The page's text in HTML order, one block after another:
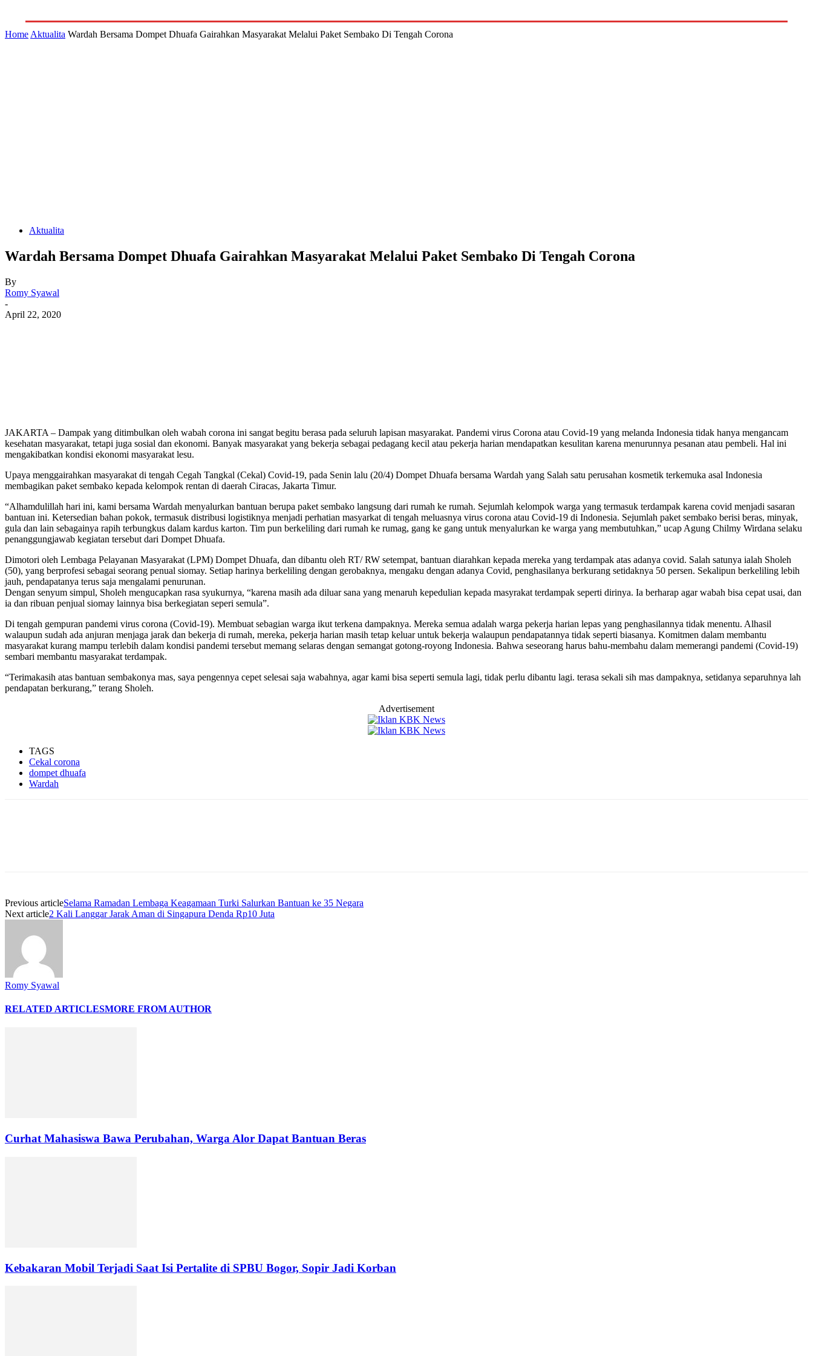
Home Aktualita Wardah Bersama Dompet Dhuafa Gairahkan Masyarakat Melalui Paket Sembako Di Tengah Corona
Aktualita
Wardah Bersama Dompet Dhuafa Gairahkan Masyarakat Melalui Paket Sembako Di Tengah Corona
By
Romy Syawal
-
April 22, 2020
JAKARTA – Dampak yang ditimbulkan oleh wabah corona ini sangat begitu berasa pada seluruh lapisan masyarakat. Pandemi virus Corona atau Covid-19 yang melanda Indonesia tidak hanya mengancam
kesehatan masyarakat, tetapi juga sosial dan ekonomi. Banyak masyarakat yang bekerja sebagai pedagang kecil atau pekerja harian mendapatkan kesulitan karena menurunnya pesanan atau pembeli. Hal ini
mengakibatkan kondisi ekonomi masyarakat lesu.
Upaya menggairahkan masyarakat di tengah Cegah Tangkal (Cekal) Covid-19, pada Senin lalu (20/4) Dompet Dhuafa bersama Wardah yang Salah satu perusahan kosmetik terkemuka asal Indonesia
membagikan paket sembako kepada kelompok rentan di daerah Ciracas, Jakarta Timur.
“Alhamdulillah hari ini, kami bersama Wardah menyalurkan bantuan berupa paket sembako langsung dari rumah ke rumah. Sejumlah kelompok warga yang termasuk terdampak karena covid menjadi sasaran
bantuan ini. Ketersedian bahan pokok, termasuk distribusi logistiknya menjadi perhatian masyarkat di tengah meluasnya virus corona atau Covid-19 di Indonesia. Sejumlah paket sembako berisi beras, minyak,
gula dan lain sebagainya rapih terbungkus dalam kardus karton. Tim pun berkeliling dari rumah ke rumag, gang ke gang untuk menyalurkan ke warga yang membutuhkan,” ucap Agung Chilmy Wirdana selaku
penanggungjawab kegiatan tersebut dari Dompet Dhuafa.
Dimotori oleh Lembaga Pelayanan Masyarakat (LPM) Dompet Dhuafa, dan dibantu oleh RT/ RW setempat, bantuan diarahkan kepada mereka yang terdampak atas adanya covid. Salah satunya ialah Sholeh
(50), yang berprofesi sebagai seorang penual siomay. Setiap harinya berkeliling dengan gerobaknya, mengaku dengan adanya Covid, penghasilanya berkurang setidaknya 50 persen. Sekalipun berkeliling lebih
jauh, pendapatanya terus saja mengalami penurunan.
Dengan senyum simpul, Sholeh mengucapkan rasa syukurnya, “karena masih ada diluar sana yang menaruh kepedulian kepada masyrakat terdampak seperti dirinya. Ia berharap agar wabah bisa cepat usai, dan
ia dan ribuan penjual siomay lainnya bisa berkegiatan seperi semula”.
Di tengah gempuran pandemi virus corona (Covid-19). Membuat sebagian warga ikut terkena dampaknya. Mereka semua adalah warga pekerja harian lepas yang penghasilannya tidak menentu. Alhasil
walaupun sudah ada anjuran menjaga jarak dan bekerja di rumah, mereka, pekerja harian masih tetap keluar untuk bekerja walaupun pendapatannya tidak seperti biasanya. Komitmen dalam membantu
masyarakat kurang mampu terlebih dalam kondisi pandemi tersebut memang selaras dengan semangat gotong-royong Indonesia. Bahwa seseorang harus bahu-membahu dalam memerangi pandemi (Covid-19)
sembari membantu masyarakat terdampak.
“Terimakasih atas bantuan sembakonya mas, saya pengennya cepet selesai saja wabahnya, agar kami bisa seperti semula lagi, tidak perlu dibantu lagi. terasa sekali sih mas dampaknya, setidanya separuhnya lah
pendapatan berkurang,” terang Sholeh.
Advertisement
TAGS
Cekal corona
dompet dhuafa
Wardah
Previous articleSelama Ramadan Lembaga Keagamaan Turki Salurkan Bantuan ke 35 Negara
Next article2 Kali Langgar Jarak Aman di Singapura Denda Rp10 Juta
Romy Syawal
RELATED ARTICLESMORE FROM AUTHOR
Curhat Mahasiswa Bawa Perubahan, Warga Alor Dapat Bantuan Beras
Kebakaran Mobil Terjadi Saat Isi Pertalite di SPBU Bogor, Sopir Jadi Korban